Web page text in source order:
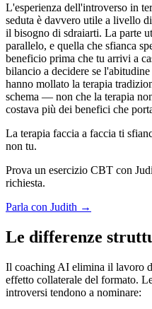
L'esperienza dell'introverso in
seduta è davvero utile a livello
il bisogno di sdraiarti. La parte
parallelo, e quella che sfianca
beneficio prima che tu arrivi a
bilancio a decidere se
hanno mollato la terapia
schema — non che la terapia
costava più dei benefici che
La terapia faccia a faccia ti
non tu.
Prova un esercizio CBT con
richiesta.
Parla con Judith →
Le differenze
Il coaching AI elimina il lavoro
effetto collaterale del formato.
introversi tendono a nominare: